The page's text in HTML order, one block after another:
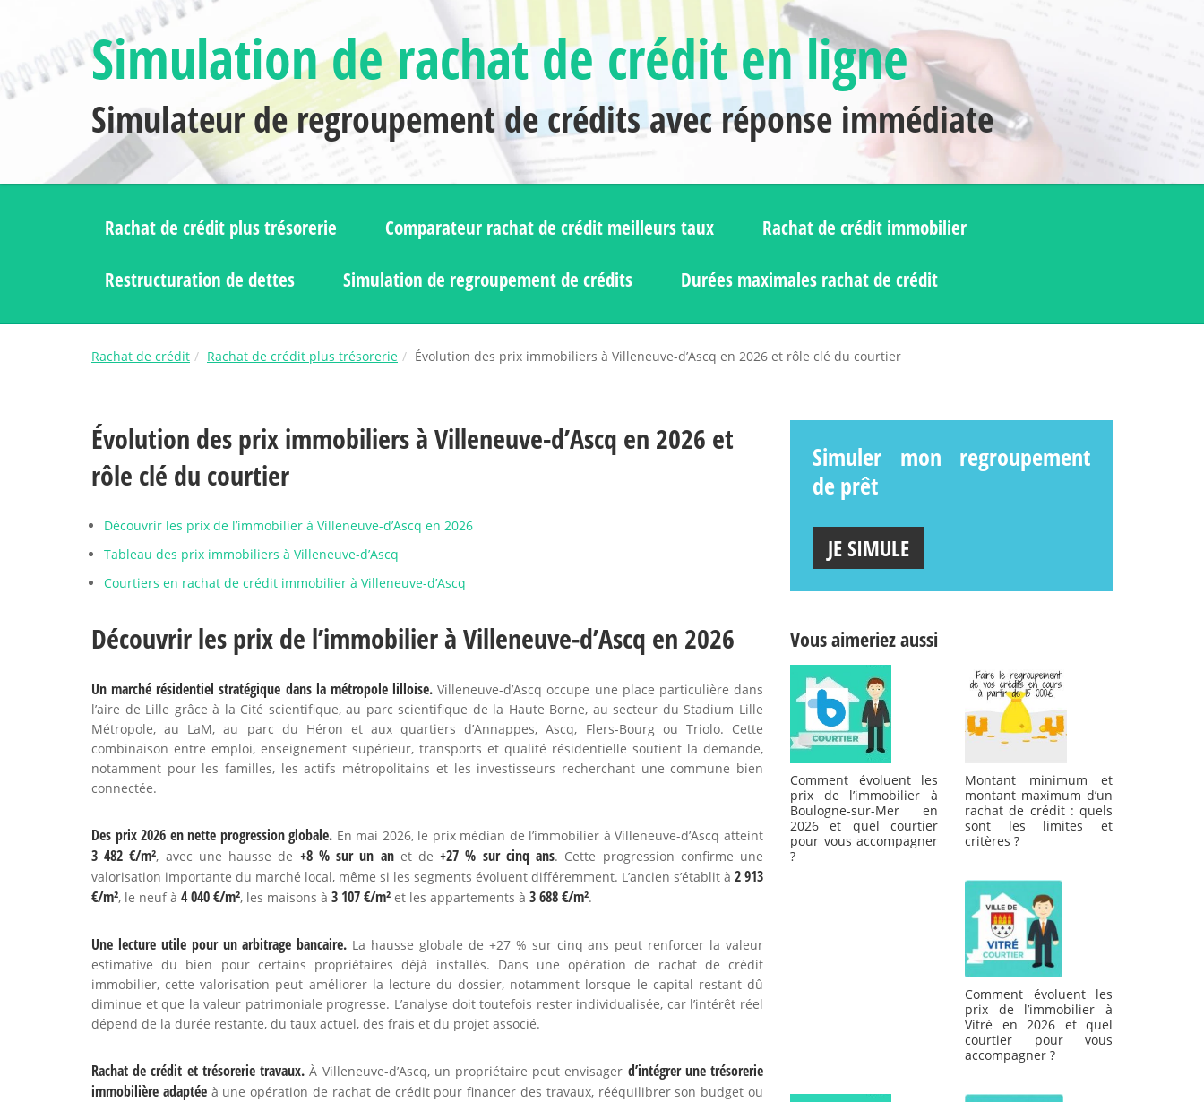
Simulation de rachat de crédit en ligne
Simulateur de regroupement de crédits avec réponse immédiate
Rachat de crédit plus trésorerie Comparateur rachat de crédit meilleurs taux Rachat de crédit immobilier
Restructuration de dettes Simulation de regroupement de crédits Durées maximales rachat de crédit
Rachat de crédit Rachat de crédit plus trésorerie Évolution des prix immobiliers à Villeneuve-d’Ascq en 2026 et rôle clé du courtier
Évolution des prix immobiliers à Villeneuve-d’Ascq en 2026 et
rôle clé du courtier
Découvrir les prix de l’immobilier à Villeneuve-d’Ascq en 2026
Tableau des prix immobiliers à Villeneuve-d’Ascq
Courtiers en rachat de crédit immobilier à Villeneuve-d’Ascq
Découvrir les prix de l’immobilier à Villeneuve-d’Ascq en 2026
Un marché résidentiel stratégique dans la métropole lilloise. Villeneuve-d’Ascq occupe une place particulière dans
l’aire de Lille grâce à la Cité scientifique, au parc scientifique de la Haute Borne, au secteur du Stadium Lille
Métropole, au LaM, au parc du Héron et aux quartiers d’Annappes, Ascq, Flers-Bourg ou Triolo. Cette
combinaison entre emploi, enseignement supérieur, transports et qualité résidentielle soutient la demande,
notamment pour les familles, les actifs métropolitains et les investisseurs recherchant une commune bien
connectée.
Des prix 2026 en nette progression globale. En mai 2026, le prix médian de l’immobilier à Villeneuve-d’Ascq atteint
3 482 €/m², avec une hausse de +8 % sur un anet de+27 % sur cinq ans. Cette progression confirme une
valorisation importante du marché local, même si les segments évoluent différemment. L’ancien s’établit à 2 913
€/m², le neuf à 4 040 €/m², les maisons à 3 107 €/m² et les appartements à 3 688 €/m².
Une lecture utile pour un arbitrage bancaire. La hausse globale de +27 % sur cinq ans peut renforcer la valeur
estimative du bien pour certains propriétaires déjà installés. Dans une opération de rachat de crédit
immobilier, cette valorisation peut améliorer la lecture du dossier, notamment lorsque le capital restant dû
diminue et que la valeur patrimoniale progresse. L’analyse doit toutefois rester individualisée, car l’intérêt réel
dépend de la durée restante, du taux actuel, des frais et du projet associé.
Rachat de crédit et trésorerie travaux. À Villeneuve-d’Ascq, un propriétaire peut envisager d’intégrer une trésorerie
immobilière adaptéeà une opération de rachat de crédit pour financer des travaux, rééquilibrer son budget ou
Simuler mon regroupement
de prêt
JE SIMULE
Vous aimeriez aussi
Comment évoluent les
prix de l’immobilier à
Boulogne-sur-Mer en
2026 et quel courtier
pour vous accompagner
?
Montant minimum et
montant maximum d’un
rachat de crédit : quels
sont les limites et
critères ?
Comment évoluent les
prix de l’immobilier à
Vitré en 2026 et quel
courtier pour vous
accompagner ?